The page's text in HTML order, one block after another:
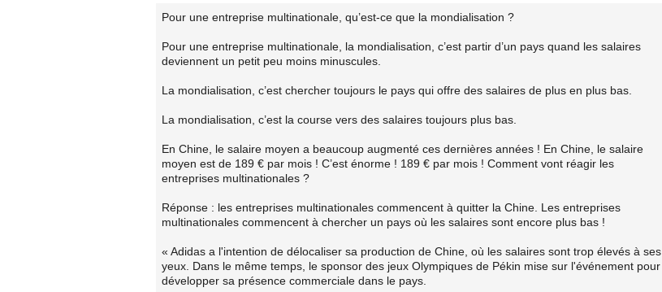
Pour une entreprise multinationale, qu’est-ce que la mondialisation ?
Pour une entreprise multinationale, la mondialisation, c’est partir d’un pays quand les salaires
deviennent un petit peu moins minuscules.
La mondialisation, c’est chercher toujours le pays qui offre des salaires de plus en plus bas.
La mondialisation, c’est la course vers des salaires toujours plus bas.
En Chine, le salaire moyen a beaucoup augmenté ces dernières années ! En Chine, le salaire
moyen est de 189 € par mois ! C’est énorme ! 189 € par mois ! Comment vont réagir les
entreprises multinationales ?
Réponse : les entreprises multinationales commencent à quitter la Chine. Les entreprises
multinationales commencent à chercher un pays où les salaires sont encore plus bas !
« Adidas a l'intention de délocaliser sa production de Chine, où les salaires sont trop élevés à ses
yeux. Dans le même temps, le sponsor des jeux Olympiques de Pékin mise sur l'événement pour
développer sa présence commerciale dans le pays.